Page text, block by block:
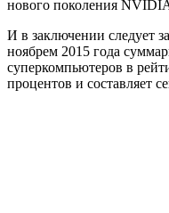
нового поколения
И в заключении следует
ноябрем 2015 года
суперкомпьютеров в
процентов и составляет